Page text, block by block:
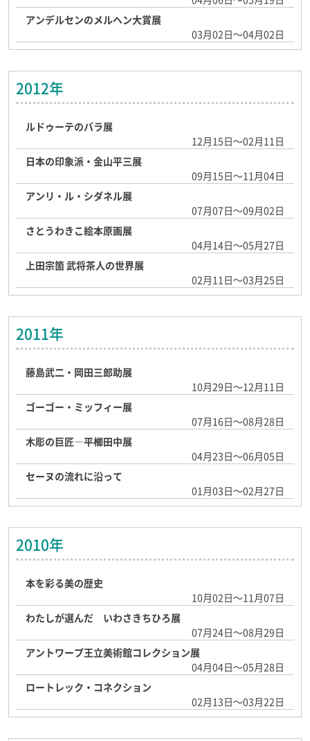
アンデルセンのメルヘン大賞展
03月02日～04月02日
2012年
ルドゥーテのバラ展
12月15日～02月11日
日本の印象派・金山平三展
09月15日～11月04日
アンリ・ル・シダネル展
07月07日～09月02日
さとうわきこ絵本原画展
04月14日～05月27日
上田宗箇 武将茶人の世界展
02月11日～03月25日
2011年
藤島武二・岡田三郎助展
10月29日～12月11日
ゴーゴー・ミッフィー展
07月16日～08月28日
木彫の巨匠―平櫛田中展
04月23日～06月05日
セーヌの流れに沿って
01月03日～02月27日
2010年
本を彩る美の歴史
10月02日～11月07日
わたしが選んだ いわさきちひろ展
07月24日～08月29日
アントワープ王立美術館コレクション展
04月04日～05月28日
ロートレック・コネクション
02月13日～03月22日